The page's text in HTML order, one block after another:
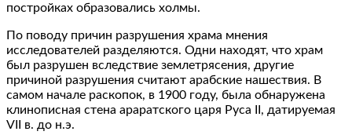
постройках образовались холмы.
По поводу причин разрушения храма мнения
исследователей разделяются. Одни находят, что храм
был разрушен вследствие землетрясения, другие
причиной разрушения считают арабские нашествия. В
самом начале раскопок, в 1900 году, была обнаружена
клинописная стена араратского царя Руса II, датируемая
VII в. до н.э.